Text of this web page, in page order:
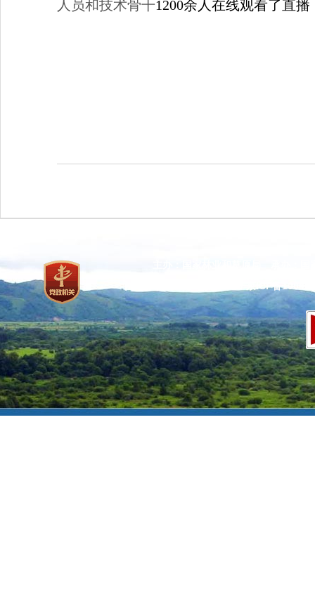
人员和技术骨干1200余人在线观看了直播
京ICP备